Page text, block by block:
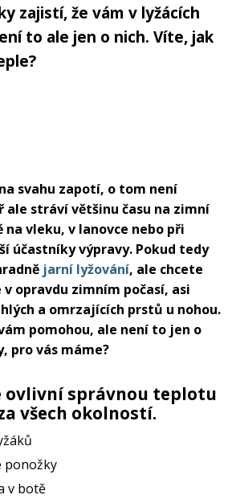
kola
na kolo
a lahve
oblečení
na kolo a řidítka
a jiné
inline bruslení
a solární panely
bundy
brýle
boty
helmy
brýle
vázání
hole
na běžky
na běžky
na běžky
na běžky
boty
rukavice
náhradní díly
lyže
vázání
hole
hole
Kajaky
Kola
Lyže
Snowboardy
Zimního vybavení
půjčení kol . Akce platípo celé
si své kolo ještě dnes a vydejte se objevovat
rezervaci zadejte slevový kódPRAZDNINY30
zajistí, že vám v lyžácích
to ale jen o nich. Víte, jak
svahu zapotí, o tom není
ale stráví většinu času na zimní
vleku, v lanovce nebo při
účastníky výpravy. Pokud tedy
jarní lyžování, ale chcete
opravdu zimním počasí, asi
a omrzajících prstů u nohou.
pomohou, ale není to jen o
pro vás máme?
ovlivní správnou teplotu
všech okolností.
ponožky
v botě